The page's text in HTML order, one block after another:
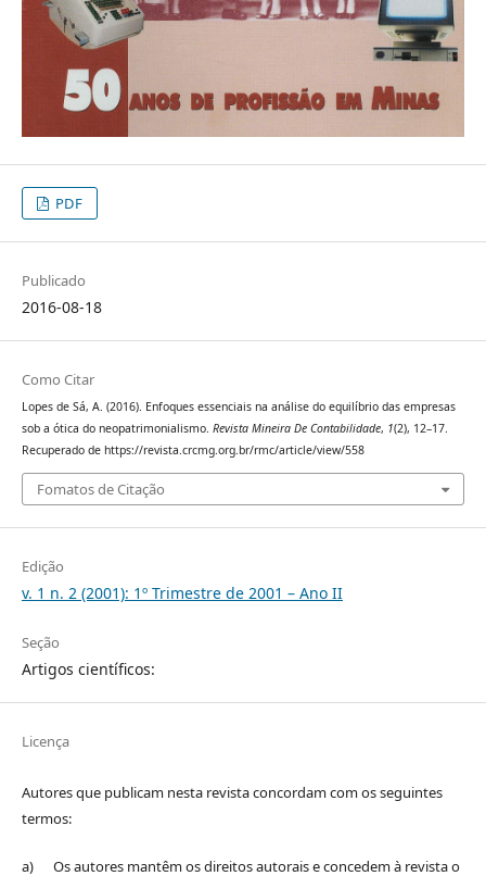
PDF
Publicado
2016-08-18
Como Citar
Lopes de Sá, A. (2016). Enfoques essenciais na análise do equilíbrio das empresas
sob a ótica do neopatrimonialismo. Revista Mineira De Contabilidade, 1(2), 12–17.
Recuperado de https://revista.crcmg.org.br/rmc/article/view/558
Fomatos de Citação
Edição
v. 1 n. 2 (2001): 1º Trimestre de 2001 – Ano II
Seção
Artigos científicos:
Licença
Autores que publicam nesta revista concordam com os seguintes
termos:
a) Os autores mantêm os direitos autorais e concedem à revista o